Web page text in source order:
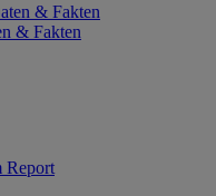
& Fakten
& Fakten
Report